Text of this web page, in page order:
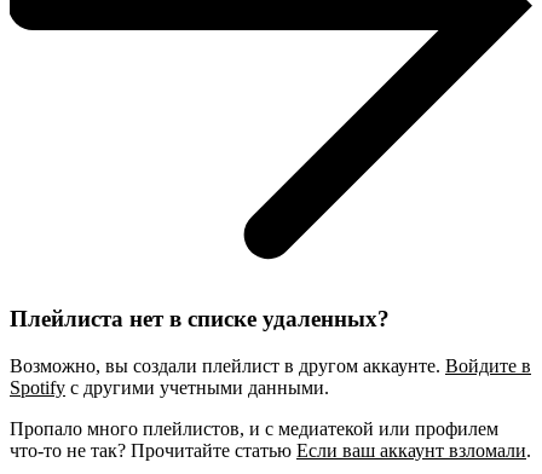
Плейлиста нет в списке удаленных?
Возможно, вы создали плейлист в другом аккаунте. Войдите в
Spotify с другими учетными данными.
Пропало много плейлистов, и с медиатекой или профилем
что-то не так? Прочитайте статью Если ваш аккаунт взломали.